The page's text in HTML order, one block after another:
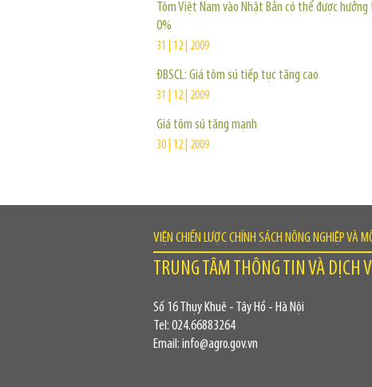
Tôm Việt Nam vào Nhật Bản có thể được hưởng
0%
31 | 12 | 2009
ĐBSCL: Giá tôm sú tiếp tục tăng cao
31 | 12 | 2009
Giá tôm sú tăng mạnh
30 | 12 | 2009
VIỆN CHIẾN LƯỢC CHÍNH SÁCH NÔNG NGHIỆP VÀ
TRUNG TÂM THÔNG TIN VÀ DỊCH
Số 16 Thụy Khuê - Tây Hồ - Hà Nội
Tel: 024.66883264
Email: info@agro.gov.vn